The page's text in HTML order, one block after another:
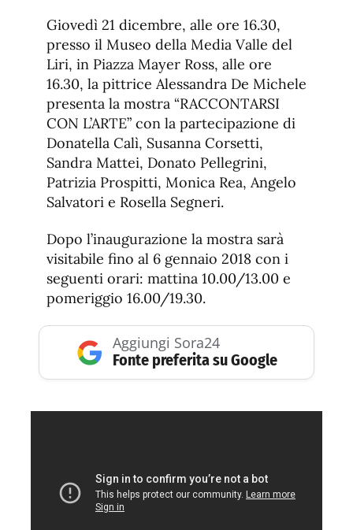
de
fuente
de
fuente.
Giovedì 21 dicembre, alle ore 16.30,
presso il Museo della Media Valle del
Liri, in Piazza Mayer Ross, alle ore
16.30, la pittrice Alessandra De Michele
presenta la mostra “RACCONTARSI
CON L’ARTE” con la partecipazione di
Donatella Calì, Susanna Corsetti,
Sandra Mattei, Donato Pellegrini,
Patrizia Prospitti, Monica Rea, Angelo
Salvatori e Rosella Segneri.
Dopo l’inaugurazione la mostra sarà
visitabile fino al 6 gennaio 2018 con i
seguenti orari: mattina 10.00/13.00 e
pomeriggio 16.00/19.30.
Aggiungi Sora24
Fonte preferita su Google